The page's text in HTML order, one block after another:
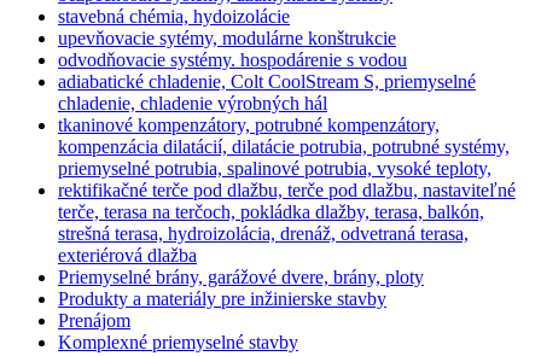
stavebná chémia, hydoizolácie
upevňovacie sytémy, modulárne konštrukcie
odvodňovacie systémy. hospodárenie s vodou
adiabatické chladenie, Colt CoolStream S, priemyselné
chladenie, chladenie výrobných hál
tkaninové kompenzátory, potrubné kompenzátory,
kompenzácia dilatácií, dilatácie potrubia, potrubné systémy,
priemyselné potrubia, spalinové potrubia, vysoké teploty,
rektifikačné terče pod dlažbu, terče pod dlažbu, nastaviteľné
terče, terasa na terčoch, pokládka dlažby, terasa, balkón,
strešná terasa, hydroizolácia, drenáž, odvetraná terasa,
exteriérová dlažba
Priemyselné brány, garážové dvere, brány, ploty
Produkty a materiály pre inžinierske stavby
Prenájom
Komplexné priemyselné stavby